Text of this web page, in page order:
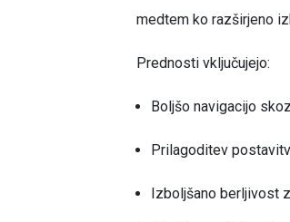
medtem ko razširjeno
Prednosti vključujejo:
Boljšo navigacijo
Prilagoditev
Izboljšano berljivost